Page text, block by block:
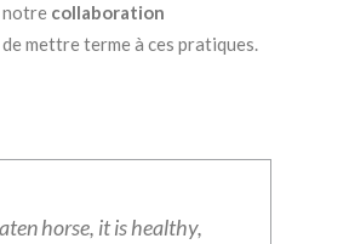
notre collaboration
mettre terme à ces pratiques.
horse, it is healthy,